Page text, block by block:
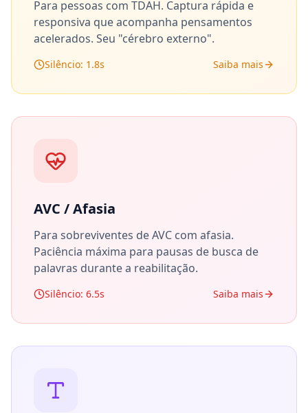
Para pessoas com TDAH. Captura rápida e
responsiva que acompanha pensamentos
acelerados. Seu "cérebro externo".
Silêncio: 1.8s Saiba mais
AVC / Afasia
Para sobreviventes de AVC com afasia.
Paciência máxima para pausas de busca de
palavras durante a reabilitação.
Silêncio: 6.5s Saiba mais